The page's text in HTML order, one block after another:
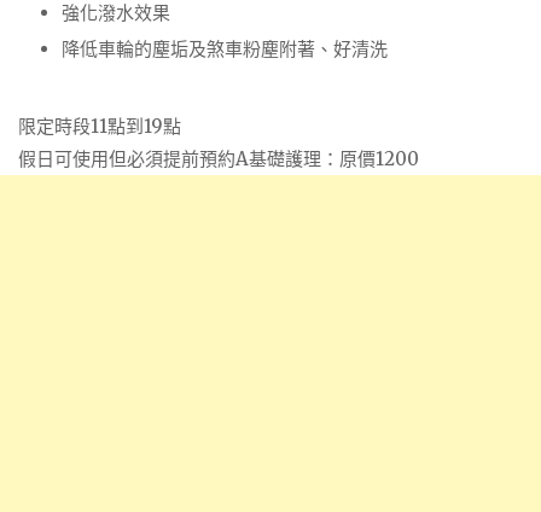
強化潑水效果
降低車輪的塵垢及煞車粉塵附著、好清洗
限定時段11點到19點
假日可使用但必須提前預約A基礎護理：原價1200